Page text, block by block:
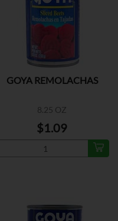
GOYA REMOLACHAS
8.25 OZ
$1.09